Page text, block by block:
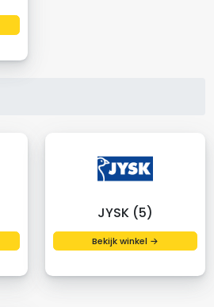
JYSK (5)
Bekijk winkel →